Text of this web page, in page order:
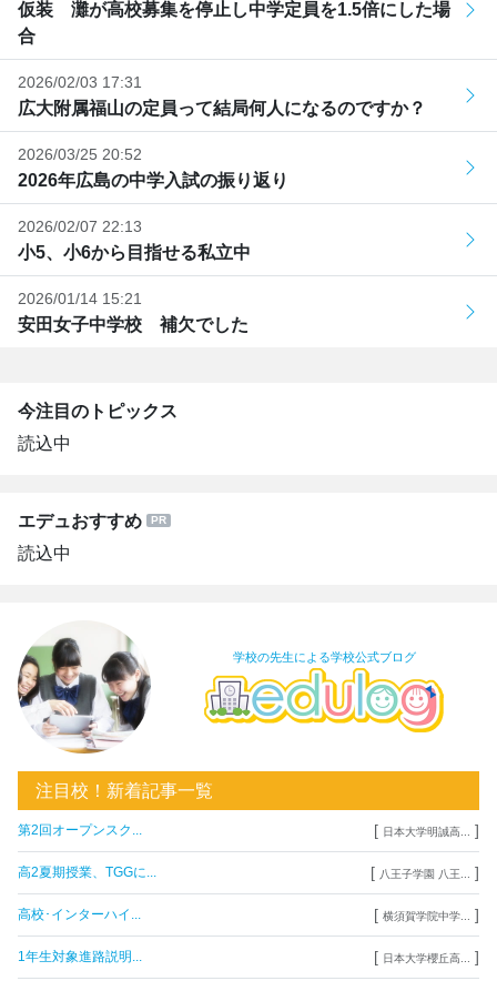
仮装 灘が高校募集を停止し中学定員を1.5倍にした場
合
2026/02/03 17:31
広大附属福山の定員って結局何人になるのですか？
2026/03/25 20:52
2026年広島の中学入試の振り返り
2026/02/07 22:13
小5、小6から目指せる私立中
2026/01/14 15:21
安田女子中学校 補欠でした
今注目のトピックス
読込中
エデュおすすめ
読込中
学校の先生による学校公式ブログ
注目校！新着記事一覧
第2回オープンスク... [ 日本大学明誠高... ]
高2夏期授業、TGGに... [ 八王子学園 八王... ]
高校･インターハイ... [ 横須賀学院中学... ]
1年生対象進路説明... [ 日本大学櫻丘高... ]